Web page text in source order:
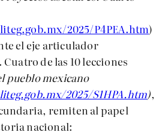
2025/P4PEA.htm)
el eje articulador
de las 10 lecciones
pueblo mexicano
2025/S1HPA.htm),
remiten al papel
nacional: